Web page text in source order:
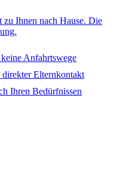
zu Ihnen nach Hause. Die
Anfahrtswege
Elternkontakt
Ihren Bedürfnissen